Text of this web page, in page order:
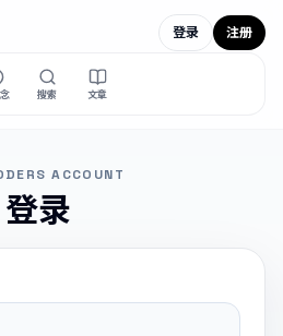
搜索 文章
登录 注册
ACCOUNT
登录